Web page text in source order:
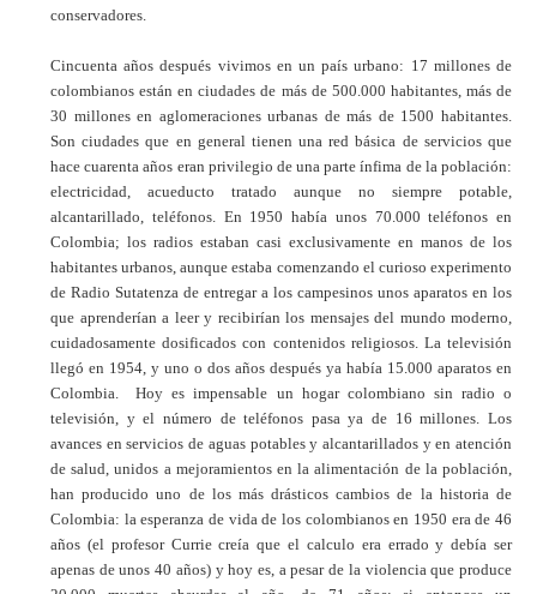
conservadores.
Cincuenta años después vivimos en un país urbano: 17 millones de
colombianos están en ciudades de más de 500.000 habitantes, más de
30 millones en aglomeraciones urbanas de más de 1500 habitantes.
Son ciudades que en general tienen una red básica de servicios que
hace cuarenta años eran privilegio de una parte ínfima de la población:
electricidad, acueducto tratado aunque no siempre potable,
alcantarillado, teléfonos. En 1950 había unos 70.000 teléfonos en
Colombia; los radios estaban casi exclusivamente en manos de los
habitantes urbanos, aunque estaba comenzando el curioso experimento
de Radio Sutatenza de entregar a los campesinos unos aparatos en los
que aprenderían a leer y recibirían los mensajes del mundo moderno,
cuidadosamente dosificados con contenidos religiosos. La televisión
llegó en 1954, y uno o dos años después ya había 15.000 aparatos en
Colombia. Hoy es impensable un hogar colombiano sin radio o
televisión, y el número de teléfonos pasa ya de 16 millones. Los
avances en servicios de aguas potables y alcantarillados y en atención
de salud, unidos a mejoramientos en la alimentación de la población,
han producido uno de los más drásticos cambios de la historia de
Colombia: la esperanza de vida de los colombianos en 1950 era de 46
años (el profesor Currie creía que el calculo era errado y debía ser
apenas de unos 40 años) y hoy es, a pesar de la violencia que produce